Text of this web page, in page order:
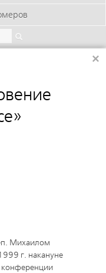
Михаилом
г. накануне
конференции
×